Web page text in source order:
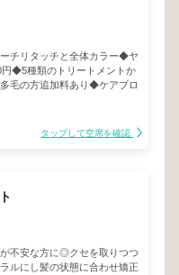
チリタッチと全体カラー◆ヤ
円◆5種類のトリートメントか
毛の方追加料あり◆ケアプロ
タップして空席を確認
不安な方に◎クセを取りつつ
ルにし髪の状態に合わせ矯正